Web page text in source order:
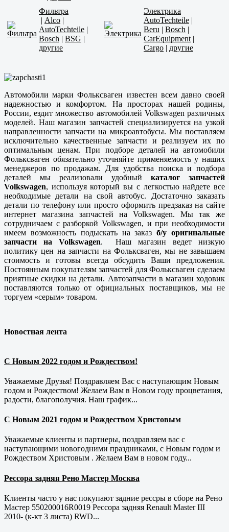
Фильтра
| Alco |
AutoTechteile |
Bosch | BSG |
другие
Электрика
AutoTechteile |
Beru | Bosch |
CarEquipment |
Cargo | другие
Автомобили марки Фольксваген известен всем давно своей
надежностью и комфортом. На просторах нашей родины,
России, ездит множество автомобилей Volkswagen различных
моделей. Наш магазин запчастей специализируется на узкой
направленности запчасти на микроавтобусы. Мы поставляем
исключительно качественные запчасти и реализуем их по
оптимальным ценам. При подборе деталей на автомобили
Фольксваген обязательно уточняйте применяемость у наших
менеджеров по продажам. Для удобства поиска и подбора
деталей мы реализовали удобный каталог запчастей
Volkswagen, используя который вы с легкостью найдете все
необходимые детали на свой автобус. Достаточно заказать
детали по телефону или просто оформить предзаказ на сайте
интернет магазина запчастей на Volkswagen. Мы так же
сотрудничаем с разборкой Volkswagen, и при необходимости
имеем возможность подыскать на заказб/у оригинальные
запчасти на Volkswagen. Наш магазин ведет низкую
политику цен на запчасти на Фольксваген, мы не завышаем
стоимость и готовы всегда обсудить Ваши предложения.
Постоянным покупателям запчастей для Фольксваген сделаем
приятные скидки на детали. Автозапчасти в магазин ходовик
поставляются только от официальных поставщиков, мы не
торгуем «серым» товаром.
Новостная лента
С Новым 2022 годом и Рождеством!
Уважаемые Друзья! Поздравляем Вас с наступающим Новым
годом и Рождеством! Желаем Вам в Новом году процветания,
радости, благополучия. Наш график...
С Новым 2021 годом и Рождеством Христовым
Уважаемые клиенты и партнеры, поздравляем вас с
наступающими новогодними праздниками, с Новым годом и
Рождеством Христовым . Желаем Вам в новом году...
Рессора задняя Рено Мастер Москва
Клиенты часто у нас покупают задние рессры в сборе на Рено
Мастер 550200016R0019 Рессора задняя Renault Master III
2010- (к-кт 3 листа) RWD...